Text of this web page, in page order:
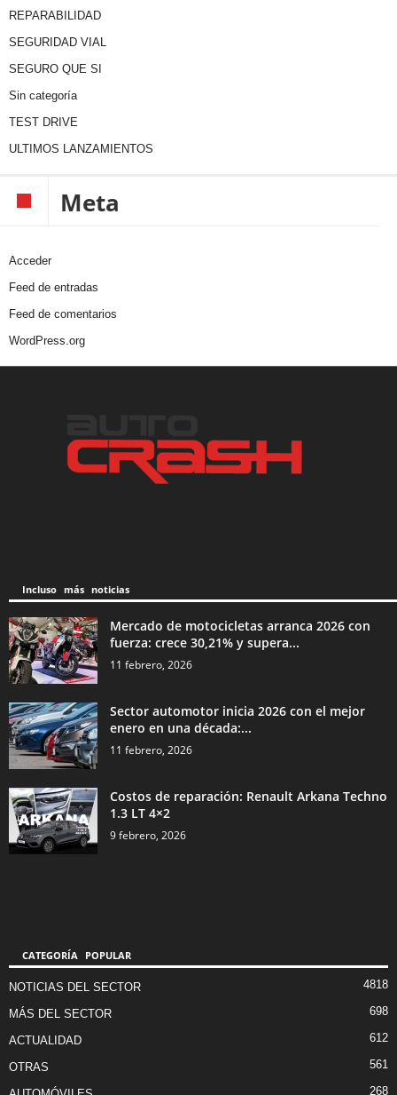
REPARABILIDAD
SEGURIDAD VIAL
SEGURO QUE SI
Sin categoría
TEST DRIVE
ULTIMOS LANZAMIENTOS
Meta
Acceder
Feed de entradas
Feed de comentarios
WordPress.org
Incluso más noticias
Mercado de motocicletas arranca 2026 con
fuerza: crece 30,21% y supera...
11 febrero, 2026
Sector automotor inicia 2026 con el mejor
enero en una década:...
11 febrero, 2026
Costos de reparación: Renault Arkana Techno
1.3 LT 4×2
9 febrero, 2026
CATEGORÍA POPULAR
NOTICIAS DEL SECTOR 4818
MÁS DEL SECTOR 698
ACTUALIDAD 612
OTRAS 561
268